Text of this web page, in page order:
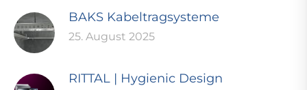
BAKS Kabeltragsysteme
25. August 2025
RITTAL | Hygienic Design